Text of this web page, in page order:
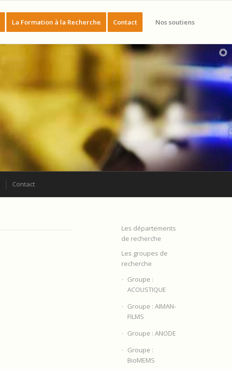
La Formation à la Recherche Contact Nos soutiens
Contact
Les départements
de recherche
Les groupes de
recherche
Groupe :
ACOUSTIQUE
Groupe : AIMAN-
FILMS
Groupe : ANODE
Groupe :
BioMEMS